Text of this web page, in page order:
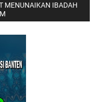
MENUNAIKAN IBADAH